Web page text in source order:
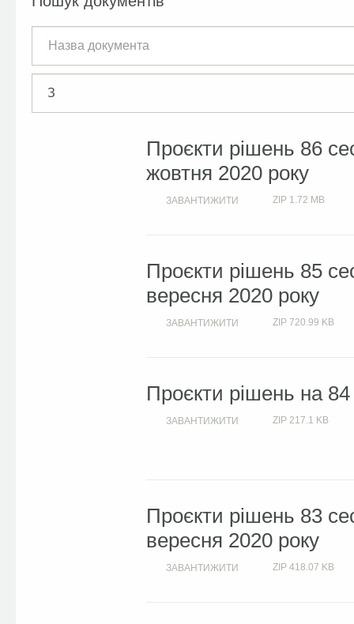
Проєкти рішень 86
жовтня 2020 року
ЗАВАНТИЖИТИ ZIP 1.72 MB
Проєкти рішень 85
вересня 2020 року
ЗАВАНТИЖИТИ ZIP 720.99 KB
Проєкти рішень на 84
ЗАВАНТИЖИТИ ZIP 217.1 KB
Проєкти рішень 83
вересня 2020 року
ЗАВАНТИЖИТИ ZIP 418.07 KB